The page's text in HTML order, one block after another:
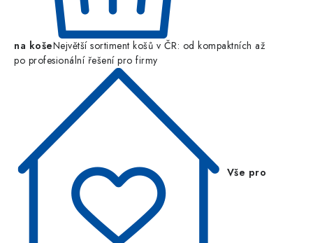
na košeNejvětší sortiment košů v ČR: od kompaktních až
po profesionální řešení pro firmy
Vše pro